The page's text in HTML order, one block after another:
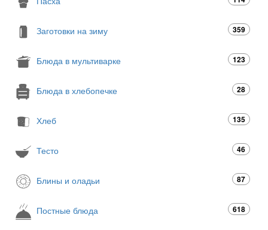
Заготовки на зиму 359
Блюда в мультиварке 123
Блюда в хлебопечке 28
Хлеб 135
Тесто 46
Блины и оладьи 87
Постные блюда 618